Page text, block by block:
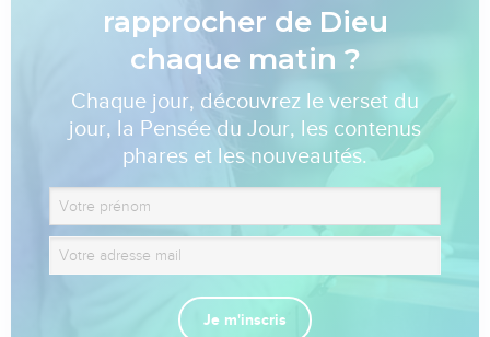
rapprocher de Dieu
chaque matin ?
Chaque jour, découvrez le verset du
jour, la Pensée du Jour, les contenus
phares et les nouveautés.
Je m'inscris